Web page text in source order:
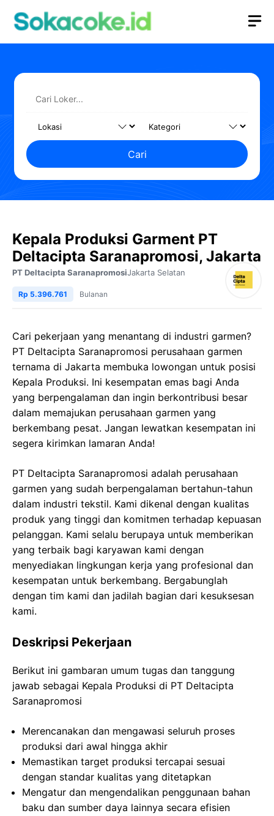
Cari
Kepala Produksi Garment PT
Deltacipta Saranapromosi, Jakarta
PT Deltacipta SaranapromosiJakarta Selatan
Rp 5.396.761 Bulanan
Cari pekerjaan yang menantang di industri garmen?
PT Deltacipta Saranapromosi perusahaan garmen
ternama di Jakarta membuka lowongan untuk posisi
Kepala Produksi. Ini kesempatan emas bagi Anda
yang berpengalaman dan ingin berkontribusi besar
dalam memajukan perusahaan garmen yang
berkembang pesat. Jangan lewatkan kesempatan ini
segera kirimkan lamaran Anda!
PT Deltacipta Saranapromosi adalah perusahaan
garmen yang sudah berpengalaman bertahun-tahun
dalam industri tekstil. Kami dikenal dengan kualitas
produk yang tinggi dan komitmen terhadap kepuasan
pelanggan. Kami selalu berupaya untuk memberikan
yang terbaik bagi karyawan kami dengan
menyediakan lingkungan kerja yang profesional dan
kesempatan untuk berkembang. Bergabunglah
dengan tim kami dan jadilah bagian dari kesuksesan
kami.
Deskripsi Pekerjaan
Berikut ini gambaran umum tugas dan tanggung
jawab sebagai Kepala Produksi di PT Deltacipta
Saranapromosi
Merencanakan dan mengawasi seluruh proses
produksi dari awal hingga akhir
Memastikan target produksi tercapai sesuai
dengan standar kualitas yang ditetapkan
Mengatur dan mengendalikan penggunaan bahan
baku dan sumber daya lainnya secara efisien